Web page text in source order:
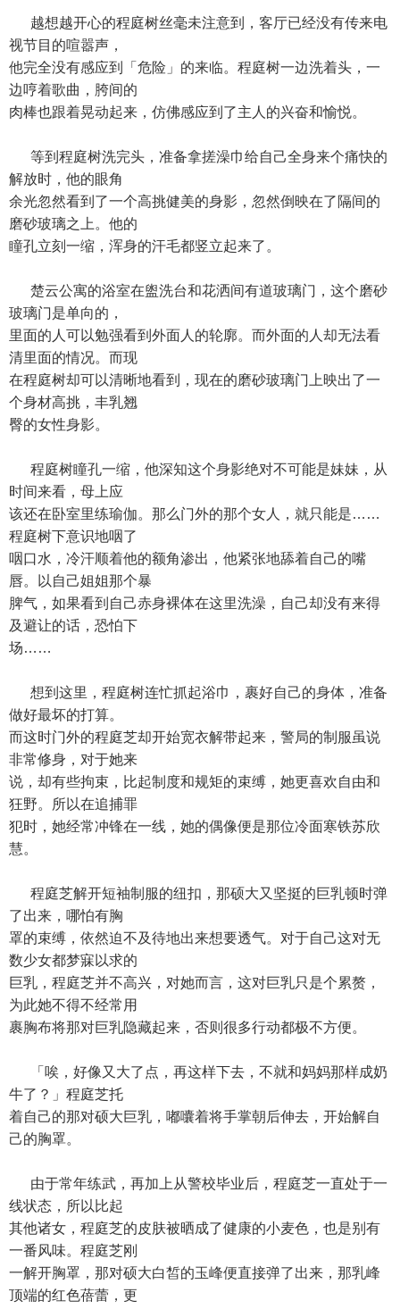
越想越开心的程庭树丝毫未注意到，客厅已经没有传来电
视节目的喧嚣声，
他完全没有感应到「危险」的来临。程庭树一边洗着头，一
边哼着歌曲，胯间的
肉棒也跟着晃动起来，仿佛感应到了主人的兴奋和愉悦。
等到程庭树洗完头，准备拿搓澡巾给自己全身来个痛快的
解放时，他的眼角
余光忽然看到了一个高挑健美的身影，忽然倒映在了隔间的
磨砂玻璃之上。他的
瞳孔立刻一缩，浑身的汗毛都竖立起来了。
楚云公寓的浴室在盥洗台和花洒间有道玻璃门，这个磨砂
玻璃门是单向的，
里面的人可以勉强看到外面人的轮廓。而外面的人却无法看
清里面的情况。而现
在程庭树却可以清晰地看到，现在的磨砂玻璃门上映出了一
个身材高挑，丰乳翘
臀的女性身影。
程庭树瞳孔一缩，他深知这个身影绝对不可能是妹妹，从
时间来看，母上应
该还在卧室里练瑜伽。那么门外的那个女人，就只能是……
程庭树下意识地咽了
咽口水，冷汗顺着他的额角渗出，他紧张地舔着自己的嘴
唇。以自己姐姐那个暴
脾气，如果看到自己赤身裸体在这里洗澡，自己却没有来得
及避让的话，恐怕下
场……
想到这里，程庭树连忙抓起浴巾，裹好自己的身体，准备
做好最坏的打算。
而这时门外的程庭芝却开始宽衣解带起来，警局的制服虽说
非常修身，对于她来
说，却有些拘束，比起制度和规矩的束缚，她更喜欢自由和
狂野。所以在追捕罪
犯时，她经常冲锋在一线，她的偶像便是那位冷面寒铁苏欣
慧。
程庭芝解开短袖制服的纽扣，那硕大又坚挺的巨乳顿时弹
了出来，哪怕有胸
罩的束缚，依然迫不及待地出来想要透气。对于自己这对无
数少女都梦寐以求的
巨乳，程庭芝并不高兴，对她而言，这对巨乳只是个累赘，
为此她不得不经常用
裹胸布将那对巨乳隐藏起来，否则很多行动都极不方便。
「唉，好像又大了点，再这样下去，不就和妈妈那样成奶
牛了？」程庭芝托
着自己的那对硕大巨乳，嘟囔着将手掌朝后伸去，开始解自
己的胸罩。
由于常年练武，再加上从警校毕业后，程庭芝一直处于一
线状态，所以比起
其他诸女，程庭芝的皮肤被晒成了健康的小麦色，也是别有
一番风味。程庭芝刚
一解开胸罩，那对硕大白皙的玉峰便直接弹了出来，那乳峰
顶端的红色蓓蕾，更